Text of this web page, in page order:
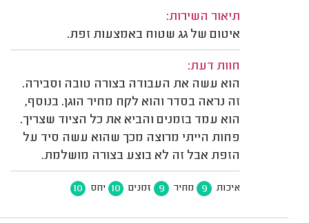
תיאור השירות:
איטום של גג שטוח באמצעות זפת.
חוות דעת:
הוא עשה את העבודה בצורה טובה וסבירה.
זה נראה בסדר והוא לקח מחיר הוגן. בנוסף,
הוא עמד בזמנים והביא את כל הציוד שצריך.
פחות הייתי מרוצה מכך שהוא עשה סיד על
הזפת אבל זה לא בוצע בצורה מושלמת.
איכות 9 מחיר 9 זמנים 10 יחס 10